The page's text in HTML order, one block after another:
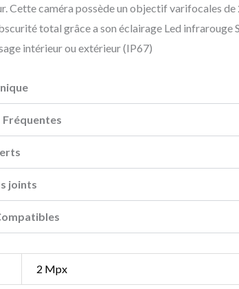
Cette caméra possède un objectif varifocales
total grâce a son éclairage Led
intérieur ou extérieur (IP67)
joints
2 Mpx